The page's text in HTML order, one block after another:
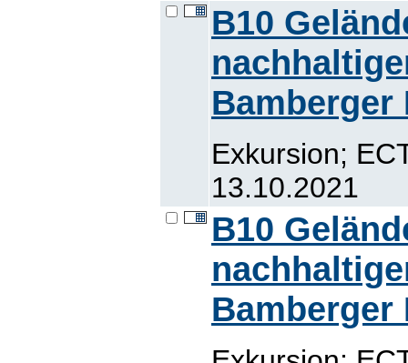
B10
Bamberger
Exkursion;
13.10.2021
B10
Bamberger